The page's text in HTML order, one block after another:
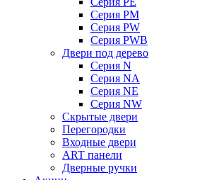
Серия PM
Серия PW
Серия PWB
Двери под дерево
Серия N
Серия NA
Серия NE
Серия NW
Скрытые двери
Перегородки
Входные двери
ART панели
Дверные ручки